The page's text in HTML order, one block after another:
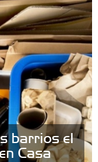
barrios el
Casa